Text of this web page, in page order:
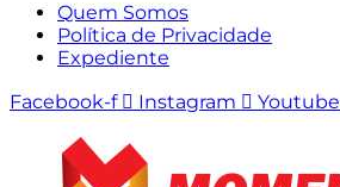
Quem Somos
Política de Privacidade
Expediente
Facebook-f
Instagram Youtube